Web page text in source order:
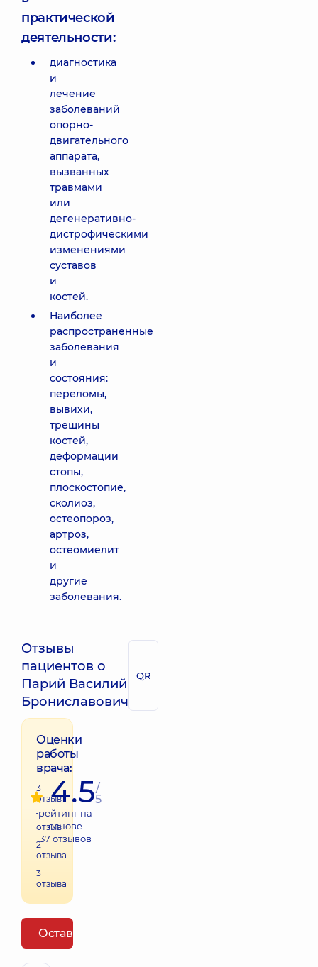
практической
деятельности:
диагностика
и
лечение
заболеваний
опорно-
двигательного
аппарата,
вызванных
травмами
или
дегенеративно-
дистрофическими
изменениями
суставов
и
костей.
Наиболее
распространенные
заболевания
и
состояния:
переломы,
вывихи,
трещины
костей,
деформации
стопы,
плоскостопие,
сколиоз,
остеопороз,
артроз,
остеомиелит
и
другие
заболевания.
Отзывы
пациентов о
Парий Василий
Брониславович
QR
Оценки
работы
врача:
31
отзыв
1
отзыв
2
отзыва
3
отзыва
4.5/
5
рейтинг на
основе
37 отзывов
Оставить отзыв